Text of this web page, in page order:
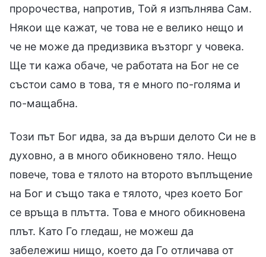
пророчества, напротив, Той я изпълнява Сам.
Някои ще кажат, че това не е велико нещо и
че не може да предизвика възторг у човека.
Ще ти кажа обаче, че работата на Бог не се
състои само в това, тя е много по-голяма и
по-мащабна.
Този път Бог идва, за да върши делото Си не в
духовно, а в много обикновено тяло. Нещо
повече, това е тялото на второто въплъщение
на Бог и също така е тялото, чрез което Бог
се връща в плътта. Това е много обикновена
плът. Като Го гледаш, не можеш да
забележиш нищо, което да Го отличава от